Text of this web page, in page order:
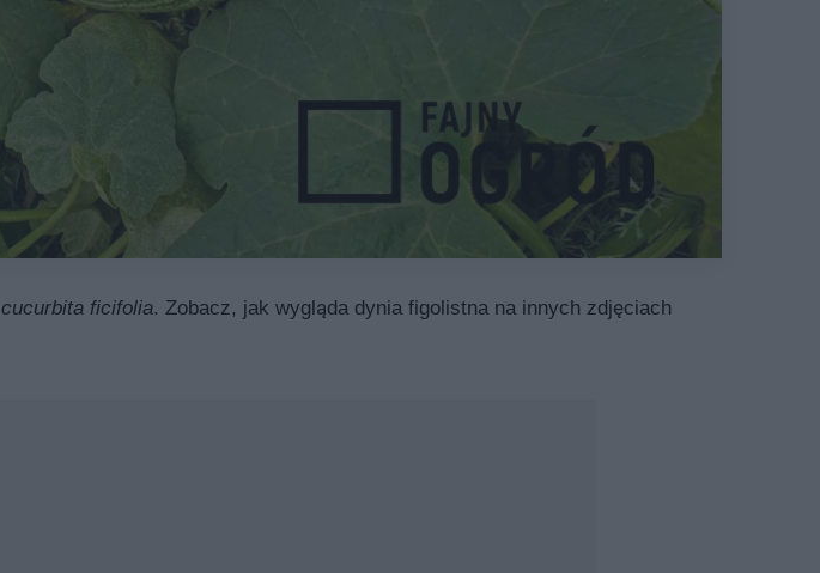
cucurbita ficifolia. Zobacz, jak wygląda dynia figolistna na innych zdjęciach